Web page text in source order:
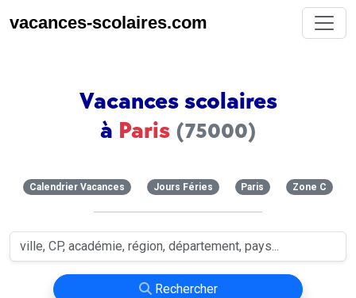
vacances-scolaires.com
Vacances scolaires
à Paris (75000)
Calendrier Vacances Jours Féries Paris Zone C
Rechercher